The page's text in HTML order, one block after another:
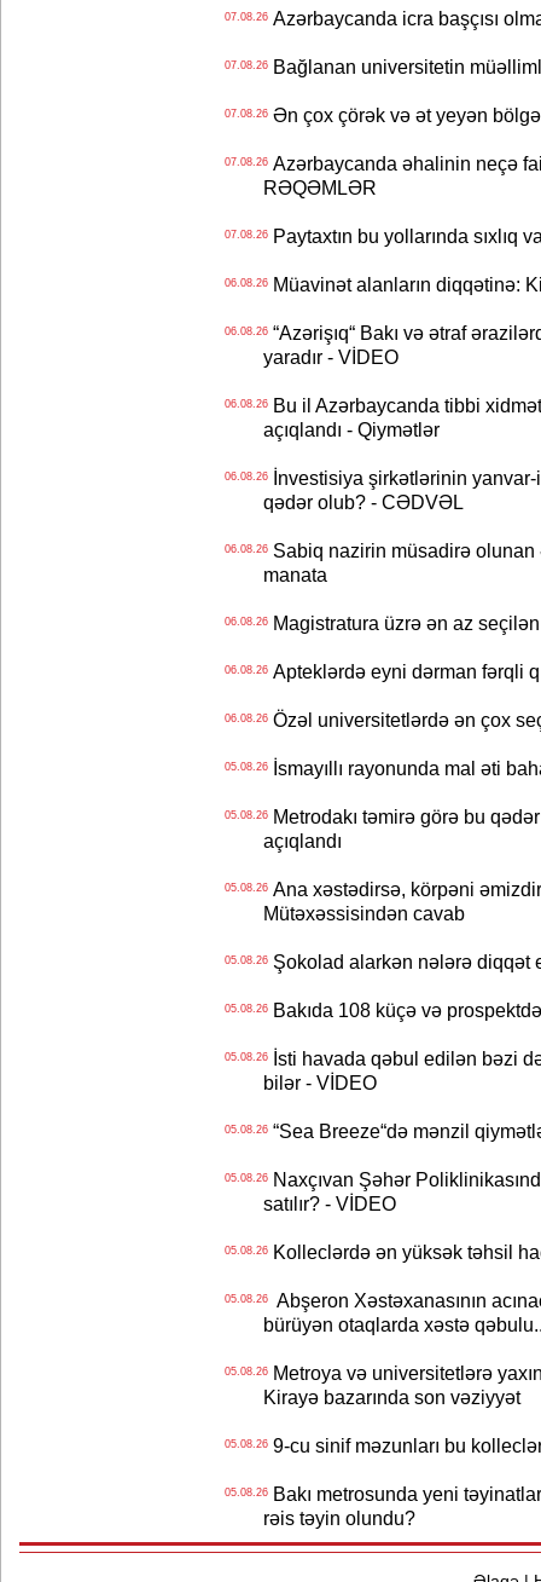
07.08.26Azərbaycanda icra başçısı
07.08.26Bağlanan universitetin
07.08.26Ən çox çörək və ət yeyən
07.08.26Azərbaycanda əhalinin neçə
RƏQƏMLƏR
07.08.26Paytaxtın bu yollarında sıxlıq
06.08.26Müavinət alanların diqqətinə:
06.08.26“Azərişıq“ Bakı və ətraf
yaradır - VİDEO
06.08.26Bu il Azərbaycanda tibbi
açıqlandı - Qiymətlər
06.08.26İnvestisiya şirkətlərinin yanvar-
qədər olub? - CƏDVƏL
06.08.26Sabiq nazirin müsadirə olunan
manata
06.08.26Magistratura üzrə ən az
06.08.26Apteklərdə eyni dərman fərqli
06.08.26Özəl universitetlərdə ən çox
05.08.26İsmayıllı rayonunda mal əti
05.08.26Metrodakı təmirə görə bu
açıqlandı
05.08.26Ana xəstədirsə, körpəni
Mütəxəssisindən cavab
05.08.26Şokolad alarkən nələrə diqqət
05.08.26Bakıda 108 küçə və
05.08.26İsti havada qəbul edilən bəzi
bilər - VİDEO
05.08.26“Sea Breeze“də mənzil
05.08.26Naxçıvan Şəhər
satılır? - VİDEO
05.08.26Kolleclərdə ən yüksək təhsil
05.08.26Abşeron Xəstəxanasının
bürüyən otaqlarda xəstə
05.08.26Metroya və universitetlərə
Kirayə bazarında son vəziyyət
05.08.269-cu sinif məzunları bu
05.08.26Bakı metrosunda yeni
rəis təyin olundu?